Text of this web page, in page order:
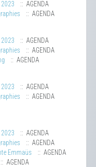
:: AGENDA
:: AGENDA
:: AGENDA
:: AGENDA
:: AGENDA
:: AGENDA
:: AGENDA
:: AGENDA
:: AGENDA
Emmaüs
:: AGENDA
:: AGENDA